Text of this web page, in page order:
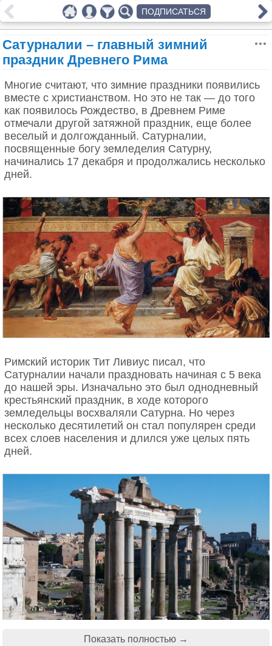
Сатурналии – главный зимний
праздник Древнего Рима
Многие считают, что зимние праздники появились
вместе с христианством. Но это не так — до того
как появилось Рождество, в Древнем Риме
отмечали другой затяжной праздник, еще более
веселый и долгожданный. Сатурналии,
посвященные богу земледелия Сатурну,
начинались 17 декабря и продолжались несколько
дней.
Римский историк Тит Ливиус писал, что
Сатурналии начали праздновать начиная с 5 века
до нашей эры. Изначально это был однодневный
крестьянский праздник, в ходе которого
земледельцы восхваляли Сатурна. Но через
несколько десятилетий он стал популярен среди
всех слоев населения и длился уже целых пять
дней.
Показать полностью →
ПОДПИСАТЬСЯ